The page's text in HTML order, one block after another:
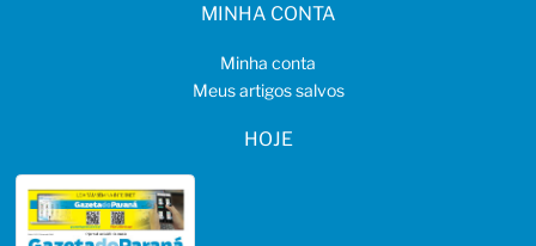
MINHA CONTA
Minha conta
Meus artigos salvos
HOJE